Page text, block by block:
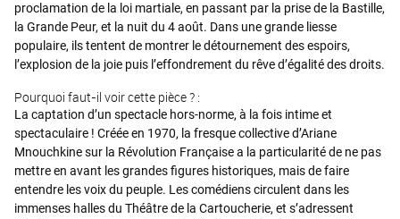
proclamation de la loi martiale, en passant par la prise de la Bastille,
la Grande Peur, et la nuit du 4 août. Dans une grande liesse
populaire, ils tentent de montrer le détournement des espoirs,
l’explosion de la joie puis l’effondrement du rêve d’égalité des droits.
Pourquoi faut-il voir cette pièce ? :
La captation d’un spectacle hors-norme, à la fois intime et
spectaculaire ! Créée en 1970, la fresque collective d’Ariane
Mnouchkine sur la Révolution Française a la particularité de ne pas
mettre en avant les grandes figures historiques, mais de faire
entendre les voix du peuple. Les comédiens circulent dans les
immenses halles du Théâtre de la Cartoucherie, et s’adressent